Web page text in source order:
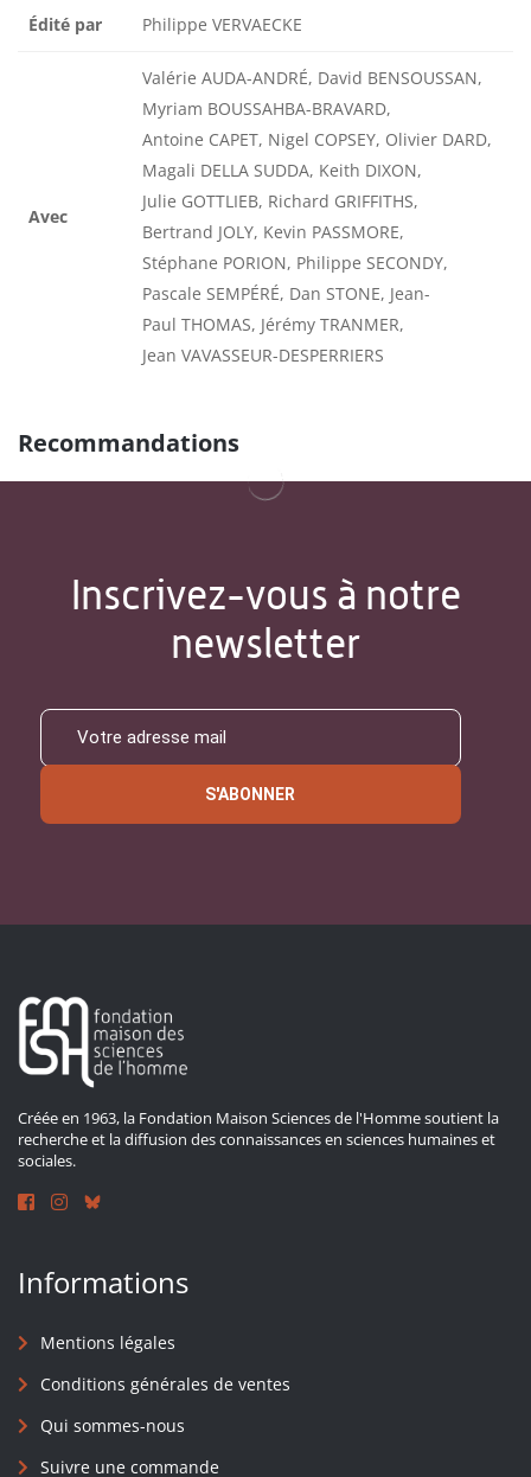
Édité par Philippe VERVAECKE
Avec
Valérie AUDA-ANDRÉ, David BENSOUSSAN,
Myriam BOUSSAHBA-BRAVARD,
Antoine CAPET, Nigel COPSEY, Olivier DARD,
Magali DELLA SUDDA, Keith DIXON,
Julie GOTTLIEB, Richard GRIFFITHS,
Bertrand JOLY, Kevin PASSMORE,
Stéphane PORION, Philippe SECONDY,
Pascale SEMPÉRÉ, Dan STONE, Jean-
Paul THOMAS, Jérémy TRANMER,
Jean VAVASSEUR-DESPERRIERS
Recommandations
Inscrivez-vous à notre
newsletter
S'ABONNER
Créée en 1963, la Fondation Maison Sciences de l'Homme soutient la
recherche et la diffusion des connaissances en sciences humaines et
sociales.
Informations
Mentions légales
Conditions générales de ventes
Qui sommes-nous
Suivre une commande